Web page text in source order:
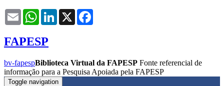
Email WhatsAppLinkedIn
X
FAPESP
bv-fapespBiblioteca Virtual da FAPESP Fonte referencial de
informação para a Pesquisa Apoiada pela FAPESP
Toggle navigation